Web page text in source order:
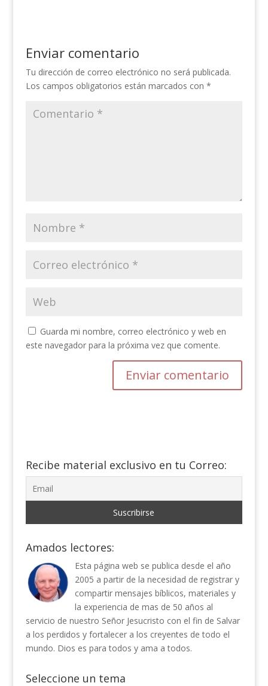
Enviar comentario
Tu dirección de correo electrónico no será publicada.
Los campos obligatorios están marcados con *
Guarda mi nombre, correo electrónico y web en
este navegador para la próxima vez que comente.
Recibe material exclusivo en tu Correo:
Amados lectores:
Esta página web se publica desde el año
2005 a partir de la necesidad de registrar y
compartir mensajes bíblicos, materiales y
la experiencia de mas de 50 años al
servicio de nuestro Señor Jesucristo con el fin de Salvar
a los perdidos y fortalecer a los creyentes de todo el
mundo. Dios es para todos y ama a todos.
Seleccione un tema